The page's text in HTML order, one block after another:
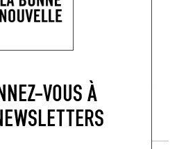
VOUS À